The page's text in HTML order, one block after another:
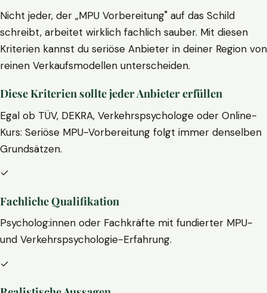
Nicht jeder, der „MPU Vorbereitung" auf das Schild
schreibt, arbeitet wirklich fachlich sauber. Mit diesen
Kriterien kannst du seriöse Anbieter in deiner Region von
reinen Verkaufsmodellen unterscheiden.
Diese Kriterien sollte jeder Anbieter erfüllen
Egal ob TÜV, DEKRA, Verkehrspsychologe oder Online-
Kurs: Seriöse MPU-Vorbereitung folgt immer denselben
Grundsätzen.
✓
Fachliche Qualifikation
Psycholog:innen oder Fachkräfte mit fundierter MPU-
und Verkehrspsychologie-Erfahrung.
✓